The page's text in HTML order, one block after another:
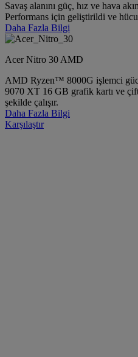
Savaş alanını güç, hız ve hava
Performans için geliştirildi ve
Daha Fazla Bilgi
Acer Nitro 30 AMD
AMD Ryzen™ 8000G işlemci
9070 XT 16 GB grafik kartı ve
şekilde çalışır.
Daha Fazla Bilgi
Karşılaştır